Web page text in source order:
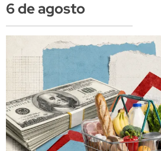
6 de agosto